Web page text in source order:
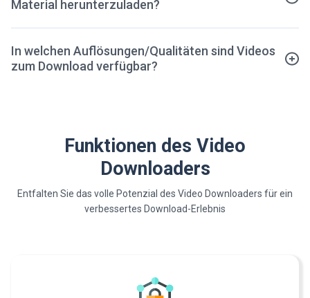
Material herunterzuladen?
In welchen Auflösungen/Qualitäten sind Videos
zum Download verfügbar?
Funktionen des Video
Downloaders
Entfalten Sie das volle Potenzial des Video Downloaders für ein
verbessertes Download-Erlebnis